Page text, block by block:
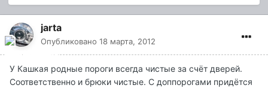
jarta
Опубликовано 18 марта, 2012
У Кашкая родные пороги всегда чистые за счёт дверей.
Соответственно и брюки чистые. С доппорогами придётся